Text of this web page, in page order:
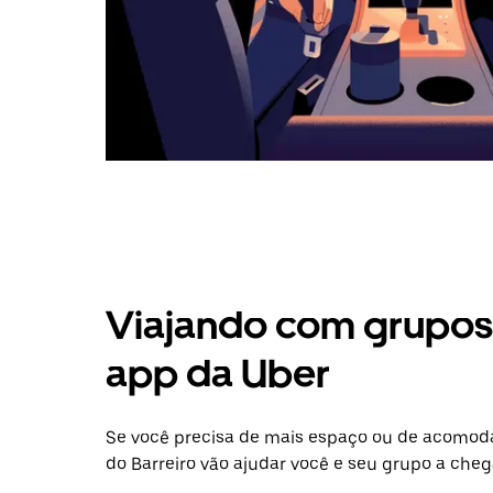
Viajando com
app da Uber
Se você precisa de mais espaço ou de
do Barreiro vão ajudar você e seu grupo a